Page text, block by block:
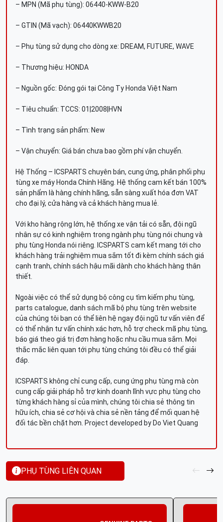
– MPN (Mã phụ tùng): 06440-KWW-B20
– GTIN (Mã vạch): 06440KWWB20
– Phụ tùng sử dụng cho dòng xe: DREAM, FUTURE, WAVE
– Thương hiệu: HONDA
– Nguồn gốc: Đóng gói tại Công Ty Honda Việt Nam
– Tiêu chuẩn: TCCS: 01|2008|HVN
– Tình trạng sản phẩm: New
– Vận chuyển: Giá bán chưa bao gồm phí vận chuyển.
Hệ Thống – ICSPARTS chuyên bán, cung ứng, phân phối phụ
tùng xe máy Honda Chính Hãng. Hệ thống cam kết bán 100%
sản phẩm là hàng chính hãng, sẵn sàng xuất hóa đơn VAT
cho đại lý, cửa hàng và cả khách hàng mua lẻ.
Với kho hàng rộng lớn, hệ thống xe vận tải có sẵn, đội ngũ
nhân sự có kinh nghiệm trong ngành phụ tùng nói chung và
phụ tùng Honda nói riêng. ICSPARTS cam kết mang tới cho
khách hàng trải nghiệm mua sắm tốt đi kèm chính sách giá
cạnh tranh, chính sách hậu mãi dành cho khách hàng thân
thiết.
Ngoài việc có thể sử dụng bộ công cụ tìm kiếm phụ tùng,
parts catalogue, danh sách mã bộ phụ tùng trên website
của chúng tôi bạn có thể liên hệ ngay đội ngũ tư vấn viên để
có thể nhận tư vấn chính xác hơn, hỗ trợ check mã phụ tùng,
báo giá theo giá trị đơn hàng hoặc nhu cầu mua sắm. Mọi
thắc mắc liên quan tới phụ tùng chúng tôi đều có thể giải
đáp.
ICSPARTS không chỉ cung cấp, cung ứng phụ tùng mà còn
cung cấp giải pháp hỗ trợ kinh doanh lĩnh vực phụ tùng cho
từng khách hàng sỉ của mình, chúng tôi chia sẻ thông tin
hữu ích, chia sẻ cơ hội và chia sẻ nền tảng để mối quan hệ
đối tác bền chặt hơn. Project developed by Do Viet Quang
PHỤ TÙNG LIÊN QUAN